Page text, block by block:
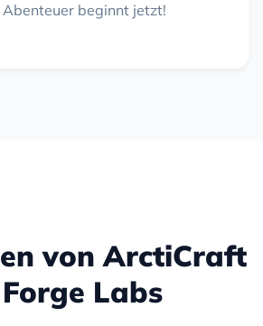
Abenteuer beginnt jetzt!
von ArctiCraft
Labs